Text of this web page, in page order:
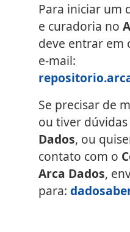
Para iniciar um
e curadoria no
deve entrar em
e-mail:
Se precisar de
ou tiver
Dados, ou
contato com o
Arca Dados,
para: